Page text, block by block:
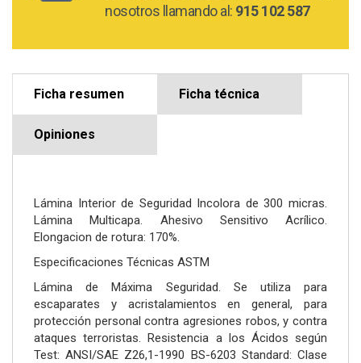
nosotros llamando al: 915 102 587
Ficha resumen Ficha técnica
Opiniones
Lámina Interior de Seguridad Incolora de 300 micras.
Lámina Multicapa. Ahesivo Sensitivo Acrílico.
Elongacion de rotura: 170%.
Especificaciones Técnicas ASTM
Lámina de Máxima Seguridad. Se utiliza para
escaparates y acristalamientos en general, para
protección personal contra agresiones robos, y contra
ataques terroristas. Resistencia a los Ácidos según
Test: ANSI/SAE Z26,1-1990 BS-6203 Standard: Clase